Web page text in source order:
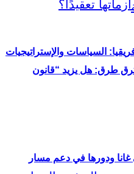
طرق: هل يزيد “قانون
السياسات والإستراتيجيات
غانا ودورها في دعم مسار